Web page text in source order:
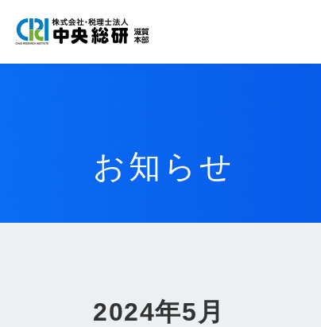
プ
動
お知らせ
2024年5月